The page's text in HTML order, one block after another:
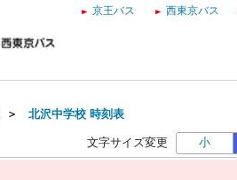
京王バス 西東京バス
＞ 北沢中学校 時刻表
文字サイズ変更 小